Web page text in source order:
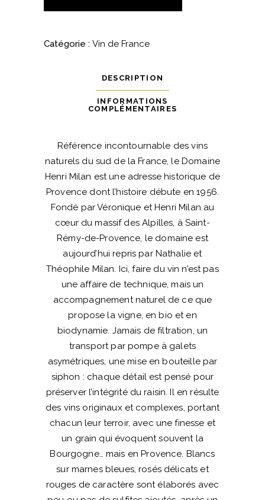
Catégorie : Vin de France
DESCRIPTION
INFORMATIONS
COMPLÉMENTAIRES
Référence incontournable des vins
naturels du sud de la France, le Domaine
Henri Milan est une adresse historique de
Provence dont l’histoire débute en 1956.
Fondé par Véronique et Henri Milan au
cœur du massif des Alpilles, à Saint-
Rémy-de-Provence, le domaine est
aujourd’hui repris par Nathalie et
Théophile Milan. Ici, faire du vin n’est pas
une affaire de technique, mais un
accompagnement naturel de ce que
propose la vigne, en bio et en
biodynamie. Jamais de filtration, un
transport par pompe à galets
asymétriques, une mise en bouteille par
siphon : chaque détail est pensé pour
préserver l’intégrité du raisin. Il en résulte
des vins originaux et complexes, portant
chacun leur terroir, avec une finesse et
un grain qui évoquent souvent la
Bourgogne… mais en Provence. Blancs
sur marnes bleues, rosés délicats et
rouges de caractère sont élaborés avec